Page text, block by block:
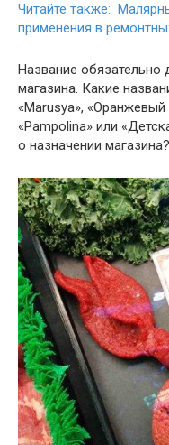
Читайте также:
применения в
Название
магазина. Какие
«Marusya»,
«Pampolina» или
о назначении магазина?